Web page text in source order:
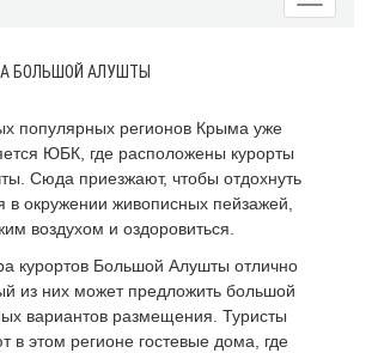
БОЛЬШОЙ АЛУШТЫ
популярных регионов Крыма уже
ЮБК, где расположены курорты
Сюда приезжают, чтобы отдохнуть
в окружении живописных пейзажей,
воздухом и оздоровиться.
курортов Большой Алушты отлично
из них может предложить большой
вариантов размещения. Туристы
в этом регионе гостевые дома, где